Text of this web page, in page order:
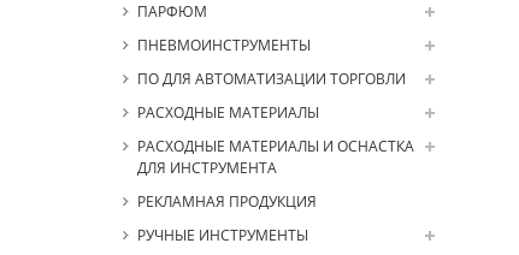
ПАРФЮМ
ПНЕВМОИНСТРУМЕНТЫ
ПО ДЛЯ АВТОМАТИЗАЦИИ ТОРГОВЛИ
РАСХОДНЫЕ МАТЕРИАЛЫ
РАСХОДНЫЕ МАТЕРИАЛЫ И ОСНАСТКА
ДЛЯ ИНСТРУМЕНТА
РЕКЛАМНАЯ ПРОДУКЦИЯ
РУЧНЫЕ ИНСТРУМЕНТЫ